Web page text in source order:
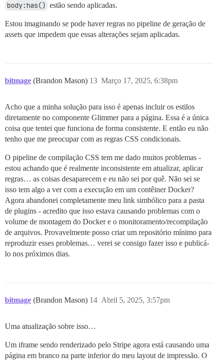
body:has() estão sendo aplicadas.
Estou imaginando se pode haver regras no pipeline de geração de
assets que impedem que essas alterações sejam aplicadas.
bitmage (Brandon Mason) Março 17, 2025, 6:38pm
13
Acho que a minha solução para isso é apenas incluir os estilos
diretamente no componente Glimmer para a página. Essa é a única
coisa que tentei que funciona de forma consistente. E então eu não
tenho que me preocupar com as regras CSS condicionais.
O pipeline de compilação CSS tem me dado muitos problemas -
estou achando que é realmente inconsistente em atualizar, aplicar
regras… as coisas desaparecem e eu não sei por quê. Não sei se
isso tem algo a ver com a execução em um contêiner Docker?
Agora abandonei completamente meu link simbólico para a pasta
de plugins - acredito que isso estava causando problemas com o
volume de montagem do Docker e o monitoramento/recompilação
de arquivos. Provavelmente posso criar um repositório mínimo para
reproduzir esses problemas… verei se consigo fazer isso e publicá-
lo nos próximos dias.
bitmage (Brandon Mason) Abril 5, 2025, 3:57pm
14
Uma atualização sobre isso…
Um iframe sendo renderizado pelo Stripe agora está causando uma
página em branco na parte inferior do meu layout de impressão. O